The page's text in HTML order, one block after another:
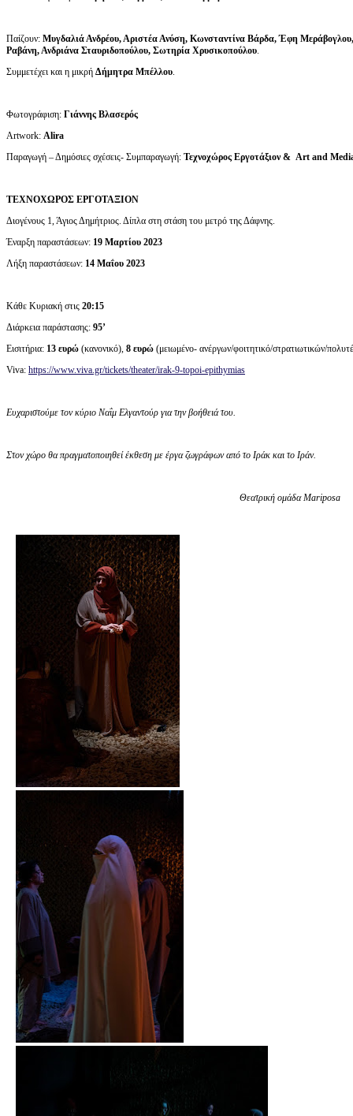
Παίζουν: Μυγδαλιά Ανδρέου, Αριστέα Ανύση, Κωνσταντίνα Βάρδα, Έφη
Ραβάνη, Ανδριάνα Σταυριδοπούλου, Σωτηρία Χρυσικοπούλου.
Συμμετέχει και η μικρή Δήμητρα Μπέλλου.
Φωτογράφιση: Γιάννης Βλασερός
Artwork: Alira
Παραγωγή – Δημόσιες σχέσεις- Συμπαραγωγή: Τεχνοχώρος Εργοτάξιον & Art and
ΤΕΧΝΟΧΩΡΟΣ ΕΡΓΟΤΑΞΙΟΝ
Διογένους 1, Άγιος Δημήτριος. Δίπλα στη στάση του μετρό της Δάφνης.
Έναρξη παραστάσεων: 19 Μαρτίου 2023
Λήξη παραστάσεων: 14 Μαΐου 2023
Κάθε Κυριακή στις 20:15
Διάρκεια παράστασης: 95’
Εισιτήρια: 13 ευρώ (κανονικό), 8 ευρώ (μειωμένο- ανέργων/φοιτητικό/στρατιωτικών/
Viva: https://www.viva.gr/tickets/theater/irak-9-topoi-epithymias
Ευχαριστούμε τον κύριο Ναΐμ Ελγαντούρ για την βοήθειά του.
Στον χώρο θα πραγματοποιηθεί έκθεση με έργα ζωγράφων από το Ιράκ και το Ιράν.
Θεατρική ομάδαMariposa